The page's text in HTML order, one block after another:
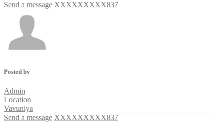
Send a message XXXXXXXXX837
Posted by
Admin
Location
Vavuniya
Send a message XXXXXXXXX837